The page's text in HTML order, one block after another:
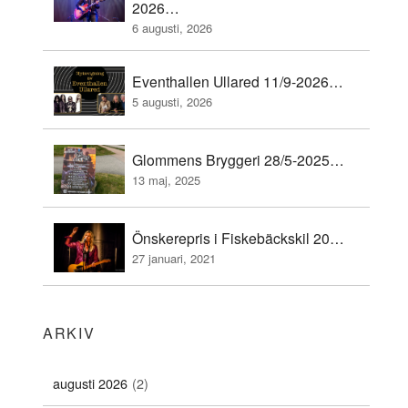
2026…
6 augusti, 2026
Eventhallen Ullared 11/9-2026…
5 augusti, 2026
Glommens Bryggeri 28/5-2025…
13 maj, 2025
Önskerepris i Fiskebäckskil 20…
27 januari, 2021
ARKIV
augusti 2026 (2)